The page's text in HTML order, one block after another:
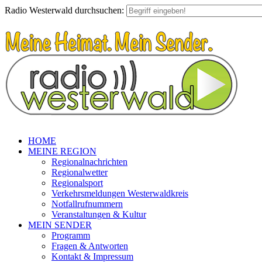
Radio Westerwald durchsuchen:
HOME
MEINE REGION
Regionalnachrichten
Regionalwetter
Regionalsport
Verkehrsmeldungen Westerwaldkreis
Notfallrufnummern
Veranstaltungen & Kultur
MEIN SENDER
Programm
Fragen & Antworten
Kontakt & Impressum